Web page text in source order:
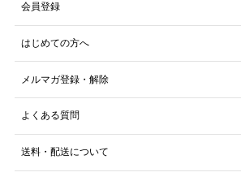
会員登録
はじめての方へ
メルマガ登録・解除
よくある質問
送料・配送について